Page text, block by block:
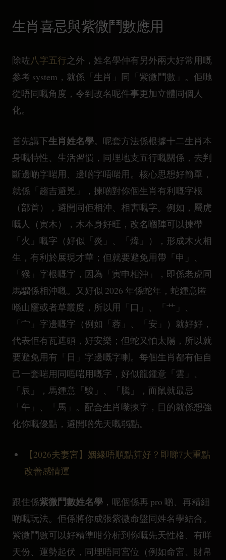
生肖喜忌與紫微鬥數應用
除咗八字五行之外，姓名學仲有另外兩大好常用嘅
參考 system，就係「生肖」同「紫微鬥數」。佢哋
從唔同嘅角度，令到改名呢件事更加立體同個人
化。
首先講下生肖姓名學。呢套方法係根據十二生肖本
身嘅特性、生活習慣，同埋地支五行嘅關係，去判
斷邊啲字啱用、邊啲字唔啱用。核心思想好簡單，
就係「趨吉避兇」，揀啲對你個生肖有利嘅字根
（部首），避開同佢相沖、相害嘅字。例如，屬虎
嘅人（寅木），木本身好旺，改名嗰陣可以揀帶
「火」嘅字（好似「炎」、「煒」），形成木火相
生，有利於展現才華；但就要避免用帶「申」、
「猴」字根嘅字，因為「寅申相沖」，即係老虎同
馬騮係相沖嘅。又好似 2026 年係蛇年，蛇鍾意匿
喺山窿或者草叢度，所以用「口」、「艹」、
「宀」字邊嘅字（例如「蓉」、「安」）就好好，
代表佢有瓦遮頭，好安樂；但蛇又怕太陽，所以就
要避免用有「日」字邊嘅字喇。每個生肖都有佢自
己一套啱用同唔啱用嘅字，好似龍鍾意「雲」、
「辰」，馬鍾意「駿」、「騰」，而鼠就最忌
「午」、「馬」。配合生肖嚟揀字，目的就係想強
化你嘅優點，避開啲先天嘅弱點。
【2026夫妻宮】姻緣唔順點算好？即睇7大重點
改善感情運
跟住係紫微鬥數姓名學 ，呢個係再 pro 啲、再精細
啲嘅玩法。佢係將你成張紫微命盤同姓名學結合。
紫微鬥數可以好精準咁分析到你嘅先天性格、有咩
天份、運勢起伏，同埋唔同宮位（例如命宮、財帛